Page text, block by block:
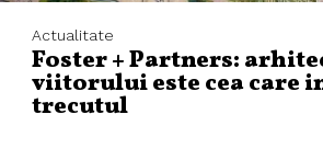
Actualitate
Foster + Partners:
viitorului este cea care
trecutul